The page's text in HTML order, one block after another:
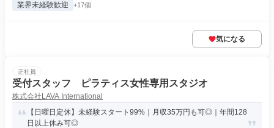
業界未経験歓迎 +17個
気になる
正社員
受付スタッフ ピラティス女性専用スタジオ
株式会社LAVA International
【日曜日定休】未経験スタート99%｜月収35万円も可◎｜年間128
日以上休み可◎